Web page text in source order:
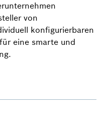
von
konfigurierbaren
eine smarte und